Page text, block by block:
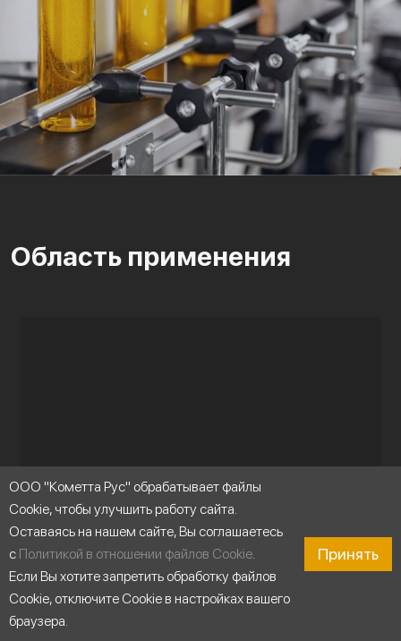
Область применения
ООО "Кометта Рус" обрабатывает файлы
Cookie, чтобы улучшить работу сайта.
Оставаясь на нашем сайте, Вы соглашаетесь
с Политикой в отношении файлов Cookie.
Если Вы хотите запретить обработку файлов
Cookie, отключите Cookie в настройках вашего
браузера.
Принять